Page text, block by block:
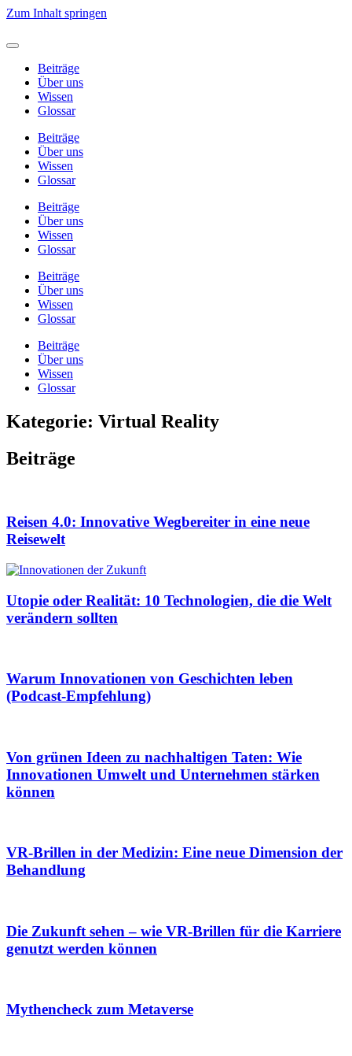
Zum Inhalt springen
Beiträge
Über uns
Wissen
Glossar
Beiträge
Über uns
Wissen
Glossar
Beiträge
Über uns
Wissen
Glossar
Beiträge
Über uns
Wissen
Glossar
Beiträge
Über uns
Wissen
Glossar
Kategorie: Virtual Reality
Beiträge
Reisen 4.0: Innovative Wegbereiter in eine neue
Reisewelt
Utopie oder Realität: 10 Technologien, die die Welt
verändern sollten
Warum Innovationen von Geschichten leben
(Podcast-Empfehlung)
Von grünen Ideen zu nachhaltigen Taten: Wie
Innovationen Umwelt und Unternehmen stärken
können
VR-Brillen in der Medizin: Eine neue Dimension der
Behandlung
Die Zukunft sehen – wie VR-Brillen für die Karriere
genutzt werden können
Mythencheck zum Metaverse